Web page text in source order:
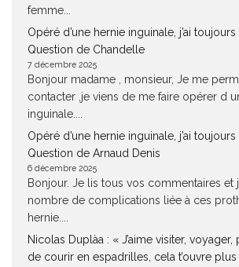
femme...
Opéré d’une hernie inguinale, j’ai toujours
Question de Chandelle
7 décembre 2025
Bonjour madame , monsieur, Je me
contacter ,je viens de me faire opérer d
inguinale....
Opéré d’une hernie inguinale, j’ai toujours
Question de Arnaud Denis
6 décembre 2025
Bonjour. Je lis tous vos commentaires et
nombre de complications liée à ces
hernie....
Nicolas Duplàa : « J’aime visiter,
de courir en espadrilles, cela t’ouvre